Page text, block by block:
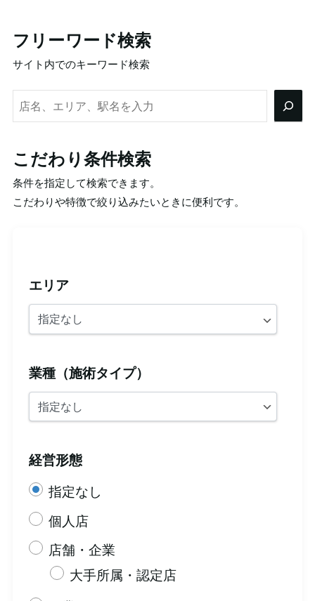
フリーワード検索
サイト内でのキーワード検索
検
索
こだわり条件検索
条件を指定して検索できます。
こだわりや特徴で絞り込みたいときに便利です。
エリア
業種（施術タイプ）
経営形態
指定なし
個人店
店舗・企業
大手所属・認定店